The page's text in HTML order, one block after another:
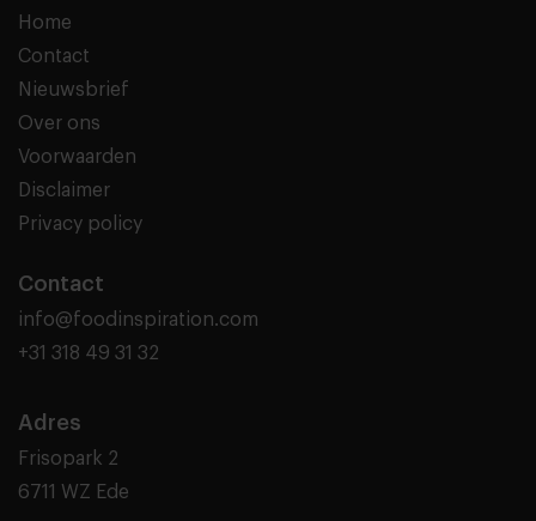
Home
Contact
Nieuwsbrief
Over ons
Voorwaarden
Disclaimer
Privacy policy
Contact
info@foodinspiration.com
+31 318 49 31 32
Adres
Frisopark 2
6711 WZ Ede